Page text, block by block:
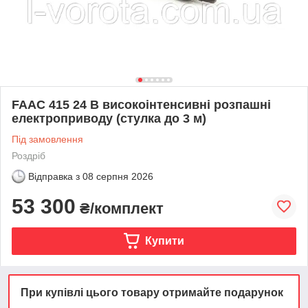
FAAC 415 24 В високоінтенсивні розпашні
електроприводу (стулка до 3 м)
Під замовлення
Роздріб
Відправка з 08 серпня 2026
53 300 ₴/комплект
Купити
При купівлі цього товару отримайте подарунок